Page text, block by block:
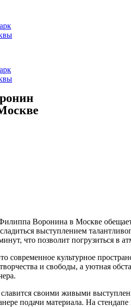
Воронина в Москве
выступлением
что позволит погрузиться в
современное культурное
и свободы, а уютная
своими живыми
подачи материала. На